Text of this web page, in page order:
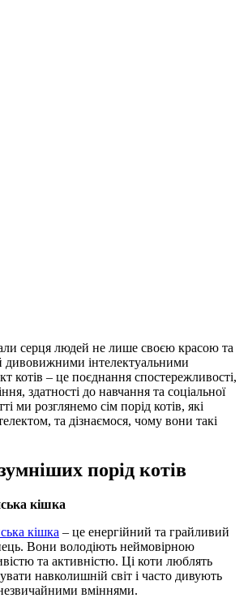
серця людей не лише своєю красою та
дивовижними інтелектуальними
котів – це поєднання спостережливості,
здатності до навчання та соціальної
ми розглянемо сім порід котів, які
та дізнаємося, чому вони такі
порід котів
кішка
кішка – це енергійний та грайливий
Вони володіють неймовірною
та активністю. Ці коти люблять
навколишній світ і часто дивують
вміннями.